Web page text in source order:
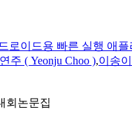
로이드용 빠른 실행 애
주 ( Yeonju Choo ),이송
회논문집